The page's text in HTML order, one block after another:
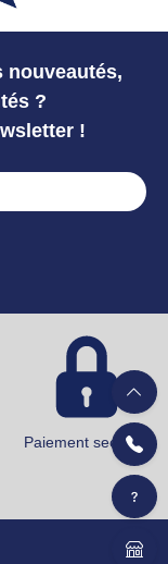
nouveautés,
?
!
Paiement securisé